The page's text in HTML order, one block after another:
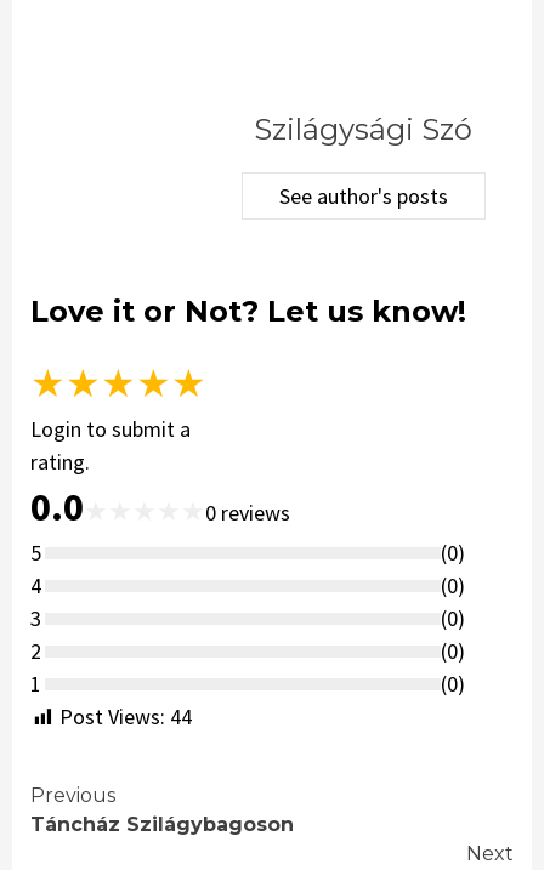
Szilágysági Szó
See author's posts
Love it or Not? Let us know!
★★★★★
Login to submit a
rating.
0.0 0 reviews
5
(0)
4
(0)
3
(0)
2
(0)
1
(0)
Post Views: 44
Continue
Previous
Táncház Szilágybagoson
Next